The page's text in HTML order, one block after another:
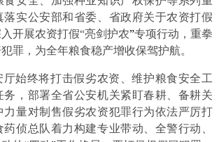
落实公安部和省委、省政府关于农资打假
开展农资打假“亮剑护农”专项行动，重拳
罪，为全年粮食稳产增收保驾护航。
厅始终将打击假劣农资、维护粮食安全工
务，部署全省公安机关紧盯春耕、备耕关
力量对制售假劣农资犯罪行为依法严厉打
侦总队着力构建专业带动、全警行动、